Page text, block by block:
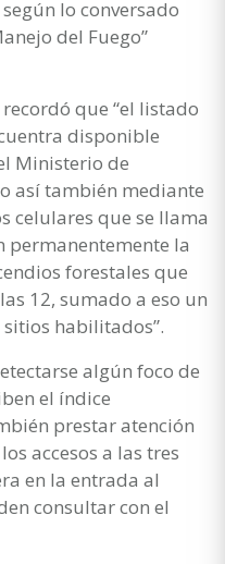
lo conversado
del Fuego”
que “el listado
disponible
Ministerio de
así también mediante
celulares que se llama
permanentemente la
forestales que
12, sumado a eso un
habilitados”.
algún foco de
el índice
prestar atención
accesos a las tres
en la entrada al
consultar con el